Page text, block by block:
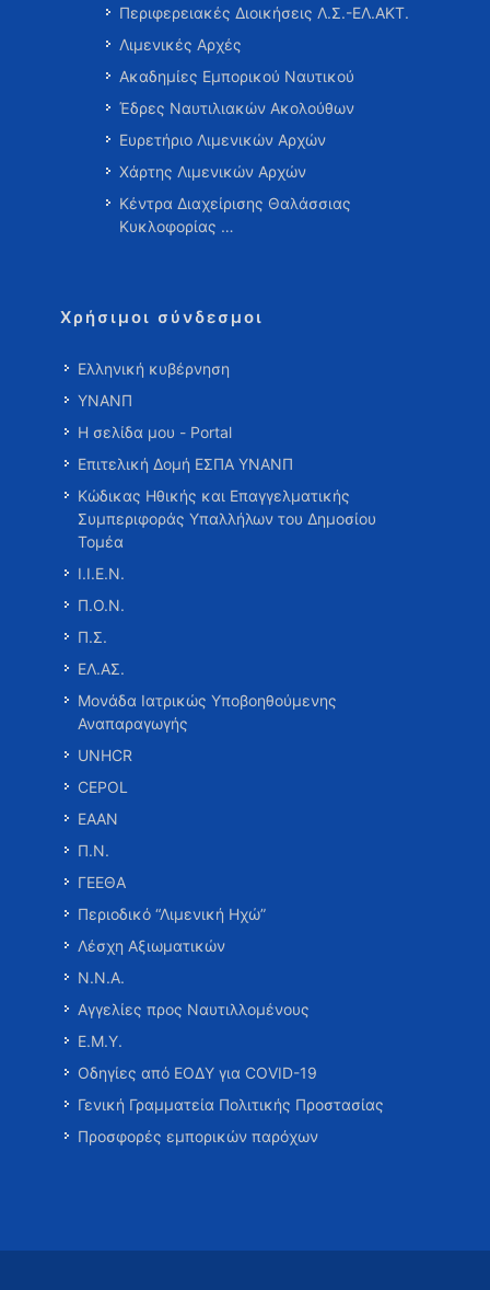
Περιφερειακές Διοικήσεις Λ.Σ.-ΕΛ.ΑΚΤ.
Λιμενικές Αρχές
Ακαδημίες Εμπορικού Ναυτικού
Έδρες Ναυτιλιακών Ακολούθων
Ευρετήριο Λιμενικών Αρχών
Χάρτης Λιμενικών Αρχών
Κέντρα Διαχείρισης Θαλάσσιας
Κυκλοφορίας …
Χρήσιμοι σύνδεσμοι
Ελληνική κυβέρνηση
ΥΝΑΝΠ
Η σελίδα μου - Portal
Επιτελική Δομή ΕΣΠΑ ΥΝΑΝΠ
Κώδικας Ηθικής και Επαγγελματικής
Συμπεριφοράς Υπαλλήλων του Δημοσίου
Τομέα
Ι.Ι.Ε.Ν.
Π.Ο.Ν.
Π.Σ.
ΕΛ.ΑΣ.
Μονάδα Ιατρικώς Υποβοηθούμενης
Αναπαραγωγής
UNHCR
CEPOL
ΕΑΑΝ
Π.Ν.
ΓΕΕΘΑ
Περιοδικό “Λιμενική Ηχώ”
Λέσχη Αξιωματικών
Ν.Ν.Α.
Αγγελίες προς Ναυτιλλομένους
Ε.Μ.Υ.
Οδηγίες από ΕΟΔΥ για COVID-19
Γενική Γραμματεία Πολιτικής Προστασίας
Προσφορές εμπορικών παρόχων